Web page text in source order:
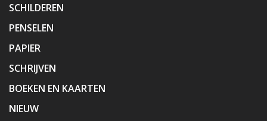
SCHILDEREN
PENSELEN
PAPIER
SCHRIJVEN
BOEKEN EN KAARTEN
NIEUW